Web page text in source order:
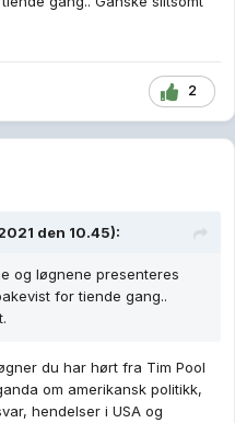
2
den 10.45):
og løgnene presenteres
for tiende gang..
du har hørt fra Tim Pool
om amerikansk politikk,
hendelser i USA og